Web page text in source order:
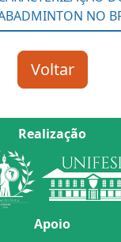
Realização
Apoio